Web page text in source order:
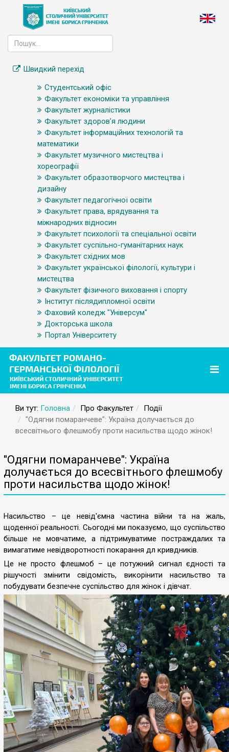
Швидкий перехід
Студентський офіс
Факультет економіки та управління
Факультет журналістики
Факультет здоров’я людини
Факультет інформаційних технологій та
математики
Факультет музичного мистецтва і
хореографії
Факультет образотворчого мистецтва і
дизайну
Факультет педагогічної освіти
Факультет права, врядування та
міжнародних відносин
Факультет психології та спеціальної освіти
Факультет суспільно-гуманітарних наук
Факультет східних мов
Факультет української філології, культури і
мистецтва
Факультет фізичного виховання і спорту
Інститут післядипломної освіти
Фаховий коледж "Універсум"
Докторська школа
Портал Університету
Ви тут: Головна Про Факультет
Події
"Одягни помаранчеве": Україна долучається до
всесвітнього флешмобу проти насильства щодо жінок!
"Одягни помаранчеве": Україна
долучається до всесвітнього флешмобу
проти насильства щодо жінок!
Насильство – це невід'ємна частина війни та на жаль,
щоденної реальності. Сьогодні ми показуємо, що суспільство
більше не мовчатиме, а підтримуватиме постраждалих та
вимагатиме невідворотності покарання дл кривдників.
Це не просто флешмоб – це потужний сигнал єдності та
рішучості змінити свідомість, викорінити насильство та
побудувати безпечне суспільство для жінок і дівчат.